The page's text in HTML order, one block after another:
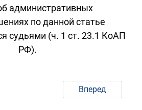
административных
по данной статье
судьями (ч. 1 ст. 23.1 КоАП
РФ).
Вперед